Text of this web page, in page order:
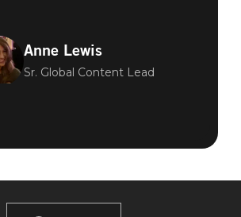
Anne Lewis
Sr. Global Content Lead